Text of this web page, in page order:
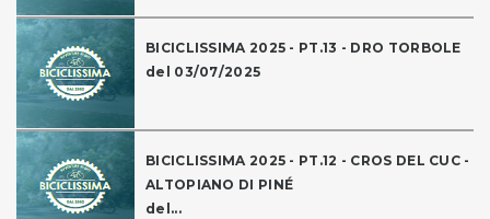
BICICLISSIMA 2025 - PT.13 - DRO TORBOLE
del 03/07/2025
BICICLISSIMA 2025 - PT.12 - CROS DEL CUC -
ALTOPIANO DI PINÉ
del...